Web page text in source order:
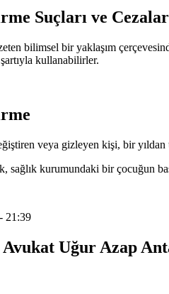
Suçları ve
bilimsel bir yaklaşım
kullanabilirler.
veya gizleyen kişi, bir yıldan
kurumundaki bir çocuğun
21:39
Uğur Azap